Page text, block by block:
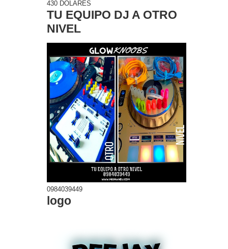
430 DOLARES
TU EQUIPO DJ A OTRO
NIVEL
0984039449
logo